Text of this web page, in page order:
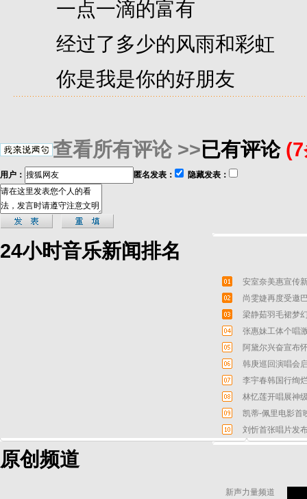
一点一滴的富有
经过了多少的风雨和彩虹
你是我是你的好朋友
查看所有评论 >>已有评论
用户： 匿名发表： 隐藏发表：
24小时音乐新闻排名
安室奈美惠宣传
尚雯婕再度受邀
梁静茹羽毛裙梦
张惠妹工体个唱
阿黛尔兴奋宣布
韩庚巡回演唱会
李宇春韩国行绚
林忆莲开唱展神
凯蒂-佩里电影首
刘忻首张唱片发
原创频道
新声力量频道